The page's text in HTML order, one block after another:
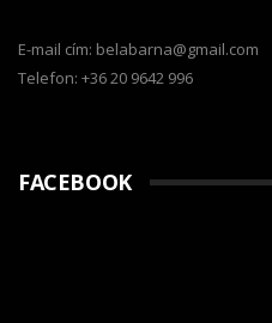
E-mail cím: belabarna@gmail.com
Telefon: +36 20 9642 996
FACEBOOK